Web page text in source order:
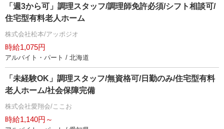
「週3から可」調理スタッフ/調理師免許必須/シフト相談可/
住宅型有料老人ホーム
株式会社松本/アッポジオ
時給1,075円
アルバイト・パート / 北海道
「未経験OK」調理スタッフ/無資格可/日勤のみ/住宅型有料
老人ホーム/社会保障完備
株式会社愛翔会/ここお
時給1,140円～